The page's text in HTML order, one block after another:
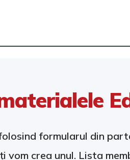
formularul din
crea unul. Lista